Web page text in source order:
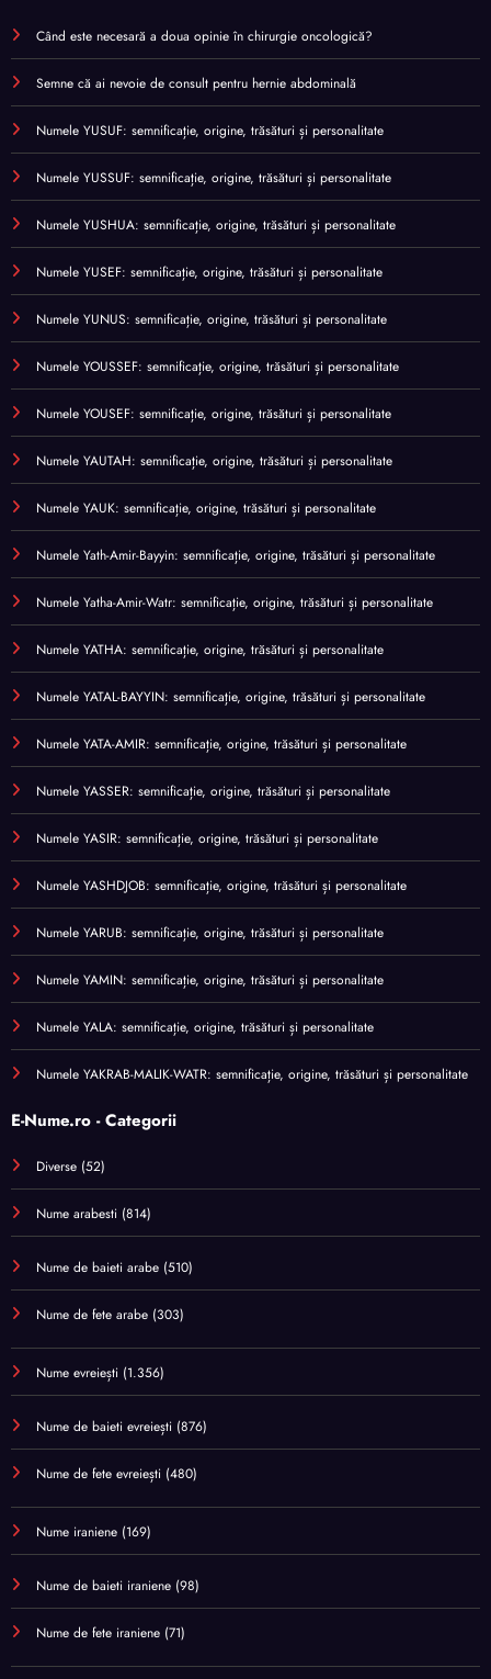
Când este necesară a doua opinie în chirurgie oncologică?
Semne că ai nevoie de consult pentru hernie abdominală
Numele YUSUF: semnificație, origine, trăsături și personalitate
Numele YUSSUF: semnificație, origine, trăsături și personalitate
Numele YUSHUA: semnificație, origine, trăsături și personalitate
Numele YUSEF: semnificație, origine, trăsături și personalitate
Numele YUNUS: semnificație, origine, trăsături și personalitate
Numele YOUSSEF: semnificație, origine, trăsături și personalitate
Numele YOUSEF: semnificație, origine, trăsături și personalitate
Numele YAUTAH: semnificație, origine, trăsături și personalitate
Numele YAUK: semnificație, origine, trăsături și personalitate
Numele Yath-Amir-Bayyin: semnificație, origine, trăsături și personalitate
Numele Yatha-Amir-Watr: semnificație, origine, trăsături și personalitate
Numele YATHA: semnificație, origine, trăsături și personalitate
Numele YATAL-BAYYIN: semnificație, origine, trăsături și personalitate
Numele YATA-AMIR: semnificație, origine, trăsături și personalitate
Numele YASSER: semnificație, origine, trăsături și personalitate
Numele YASIR: semnificație, origine, trăsături și personalitate
Numele YASHDJOB: semnificație, origine, trăsături și personalitate
Numele YARUB: semnificație, origine, trăsături și personalitate
Numele YAMIN: semnificație, origine, trăsături și personalitate
Numele YALA: semnificație, origine, trăsături și personalitate
Numele YAKRAB-MALIK-WATR: semnificație, origine, trăsături și personalitate
E-Nume.ro - Categorii
Diverse (52)
Nume arabesti (814)
Nume de baieti arabe (510)
Nume de fete arabe (303)
Nume evreiești (1.356)
Nume de baieti evreiești (876)
Nume de fete evreiești (480)
Nume iraniene (169)
Nume de baieti iraniene (98)
Nume de fete iraniene (71)